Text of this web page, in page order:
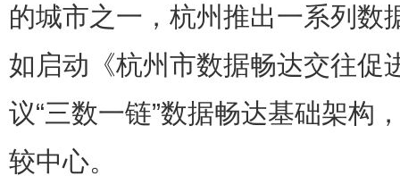
的城市之一，杭州推出一系列数
如启动《杭州市数据畅达交往促
议“三数一链”数据畅达基础架构
较中心。